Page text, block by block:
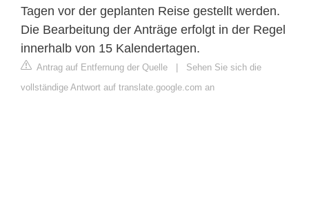
Tagen vor der geplanten Reise gestellt werden.
Die Bearbeitung der Anträge erfolgt in der Regel
innerhalb von 15 Kalendertagen.
Antrag auf Entfernung der Quelle | Sehen Sie sich die
vollständige Antwort auf translate.google.com an